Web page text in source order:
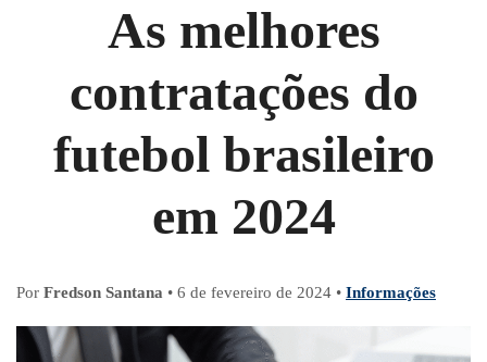
As melhores
contratações do
futebol brasileiro
em 2024
Por Fredson Santana • 6 de fevereiro de 2024 • Informações